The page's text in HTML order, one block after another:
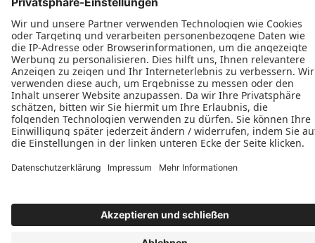
Datenschutz Impressum
Kontakt
Metallbaumeister Ralf Große © 2026